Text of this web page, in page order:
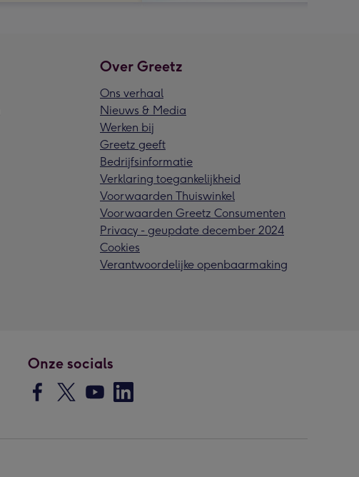
Over Greetz
Ons verhaal
Nieuws & Media
Werken bij
Greetz geeft
Bedrijfsinformatie
Verklaring toegankelijkheid
Voorwaarden Thuiswinkel
Voorwaarden Greetz Consumenten
Privacy - geupdate december 2024
Cookies
Verantwoordelijke openbaarmaking
Onze socials